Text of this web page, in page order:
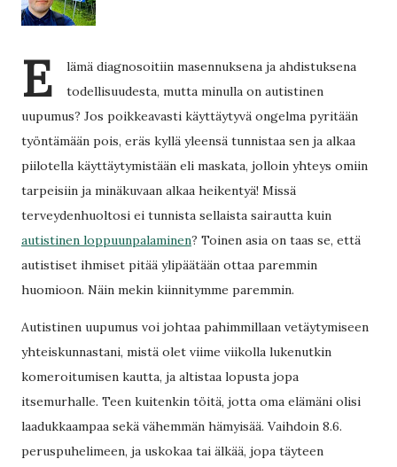
E
lämä diagnosoitiin masennuksena ja ahdistuksena
todellisuudesta, mutta minulla on autistinen
uupumus? Jos poikkeavasti käyttäytyvä ongelma pyritään
työntämään pois, eräs kyllä yleensä tunnistaa sen ja alkaa
piilotella käyttäytymistään eli maskata, jolloin yhteys omiin
tarpeisiin ja minäkuvaan alkaa heikentyä! Missä
terveydenhuoltosi ei tunnista sellaista sairautta kuin
autistinen loppuunpalaminen? Toinen asia on taas se, että
autistiset ihmiset pitää ylipäätään ottaa paremmin
huomioon. Näin mekin kiinnitymme paremmin.
Autistinen uupumus voi johtaa pahimmillaan vetäytymiseen
yhteiskunnastani, mistä olet viime viikolla lukenutkin
komeroitumisen kautta, ja altistaa lopusta jopa
itsemurhalle. Teen kuitenkin töitä, jotta oma elämäni olisi
laadukkaampaa sekä vähemmän hämyisää. Vaihdoin 8.6.
peruspuhelimeen, ja uskokaa tai älkää, jopa täyteen